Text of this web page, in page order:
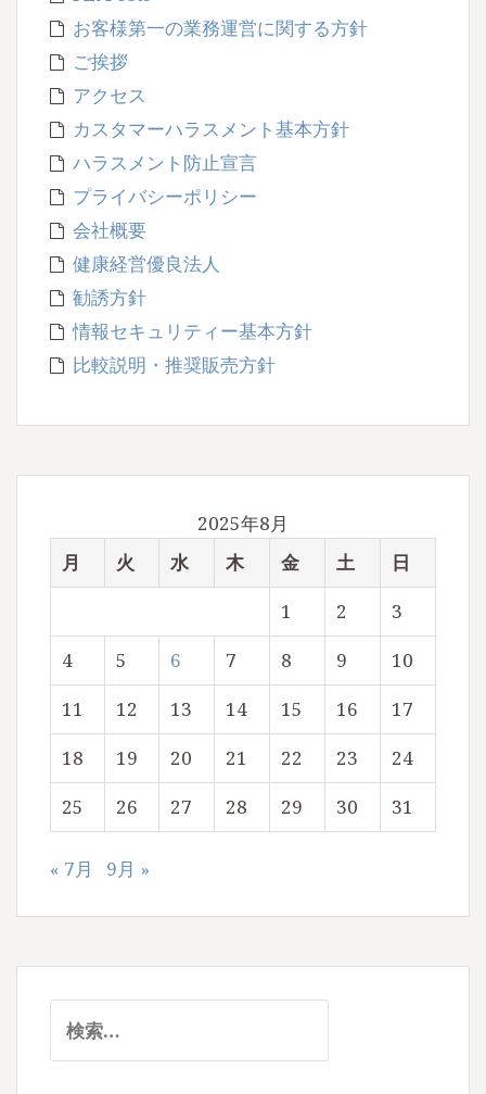
お客様第一の業務運営に関する方針
ご挨拶
アクセス
カスタマーハラスメント基本方針
ハラスメント防止宣言
プライバシーポリシー
会社概要
健康経営優良法人
勧誘方針
情報セキュリティー基本方針
比較説明・推奨販売方針
2025年8月
月
火 水 木 金 土
日
1
2
3
4
5 6 7 8 9
10
11
12 13 14 15 16
17
18
19 20 21 22 23
24
25
26 27 28 29 30 31
« 7月 9月 »
索: